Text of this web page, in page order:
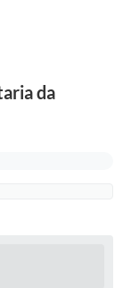
da